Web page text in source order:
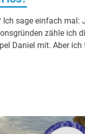
Ich sage einfach mal:
zähle ich
Daniel mit. Aber